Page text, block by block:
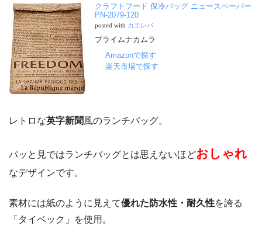
クラフトフード 保冷バッグ ニュースペーパー
PN-2079-120
posted with カエレバ
プライムナカムラ
Amazonで探す
楽天市場で探す
レトロな英字新聞 風のランチバッグ。
パッと見ではランチバッグとは思えないほどおしゃれ
なデザインです。
素材には紙のように見えて優れた防水性・耐久性を誇る
「タイベック」を使用。